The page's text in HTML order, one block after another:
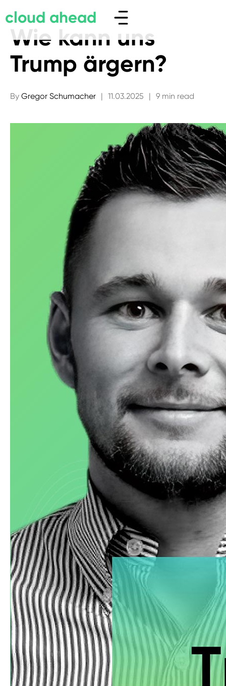
cloud ahead
Wie kann uns
Trump ärgern?
By Gregor Schumacher | 11.03.2025 | 9 min read